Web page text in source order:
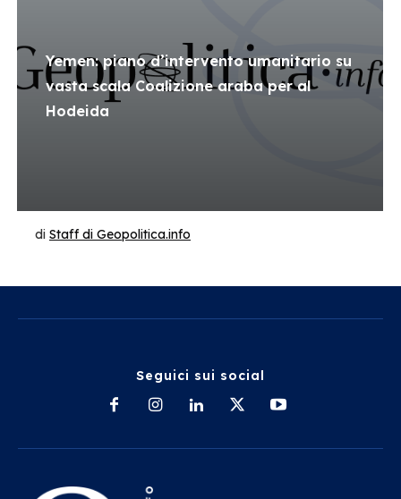
Yemen: piano d’intervento umanitario su
vasta scala Coalizione araba per al
Hodeida
di Staff di Geopolitica.info
Seguici sui social